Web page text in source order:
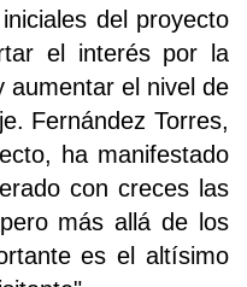
del proyecto
el interés por la
aumentar el nivel de
Fernández Torres,
ha manifestado
con creces las
más allá de los
es el altísimo